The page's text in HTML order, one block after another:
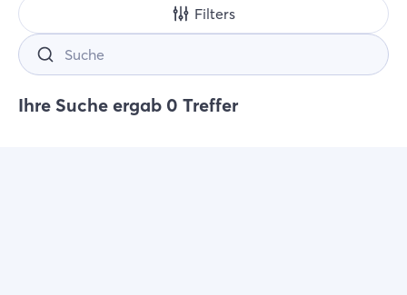
Suche
Filters
Ihre Suche ergab 0 Treffer